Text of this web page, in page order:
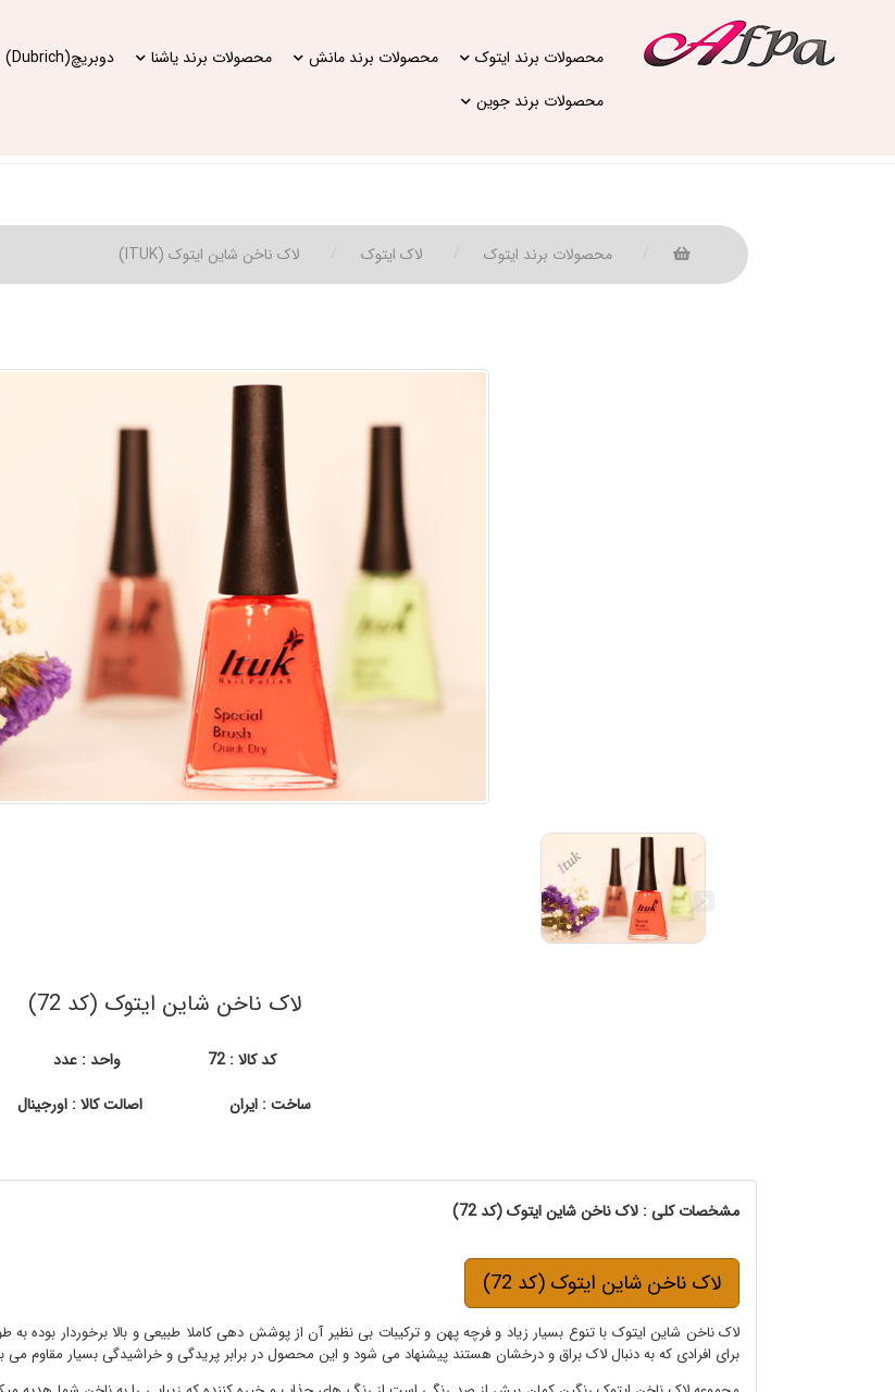
محصولات برند ایتوک محصولات برند مانش محصولات برند یاشنا
دوبریچ(Dubrich)
محصولات برند جوین
محصولات برند ایتوک لاک ایتوک لاک ناخن شاین ایتوک (ITUK)
لاک ناخن شاین ایتوک (کد 72)
کد کالا : 72
واحد : عدد
ساخت : ایران
اصالت کالا : اورجینال
مشخصات کلی : لاک ناخن شاین ایتوک (کد 72)
لاک ناخن شاین ایتوک (کد 72)
لاک ناخن شاین ایتوک با تنوع بسیار زیاد و فرچه پهن و ترکیبات بی نظیر آن از پوشش دهی کاملا طبیعی و بالا برخوردار بوده
برای افرادی که به دنبال لاک براق و درخشان هستند پیشنهاد می شود و این محصول در برابر پریدگی و خراشیدگی بسیار مقاوم می